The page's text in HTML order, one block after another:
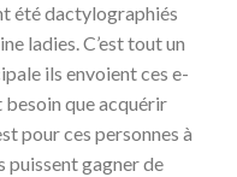
été dactylographiés
ladies. C’est tout un
ils envoient ces e-
que acquérir
pour ces personnes à
puissent gagner de